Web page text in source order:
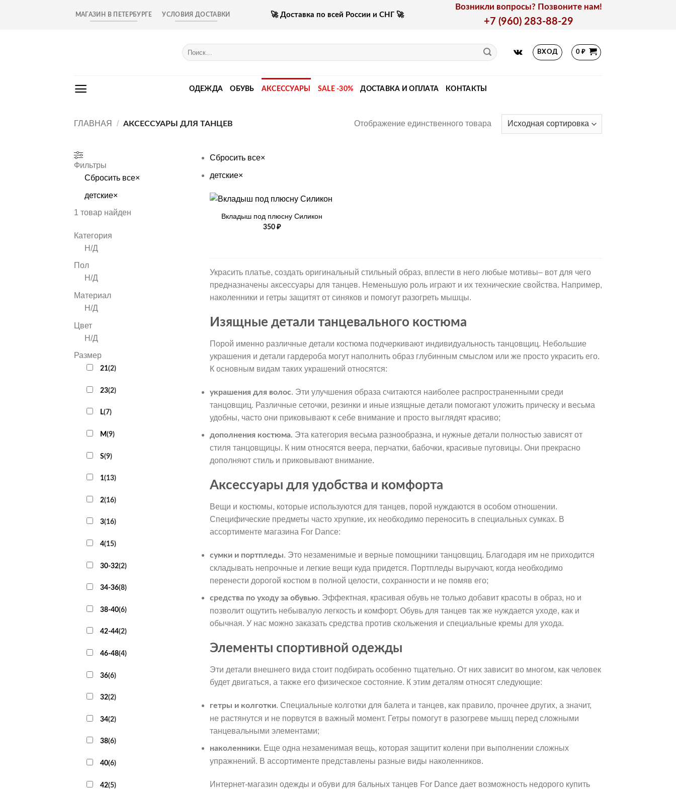
МАГАЗИН В ПЕТЕРБУРГЕ УСЛОВИЯ ДОСТАВКИ 🚀 Доставка по всей России и СНГ 🚀
Возникли вопросы? Позвоните нам!
+7 (960) 283-88-29
Искать:
ВХОД 0₽
ОДЕЖДА ОБУВЬ АКСЕССУАРЫ SALE -30% ДОСТАВКА И ОПЛАТА КОНТАКТЫ
ГЛАВНАЯ / АКСЕССУАРЫ ДЛЯ ТАНЦЕВ Отображение единственного товара
Фильтры
Сбросить все×
детские×
1 товар найден
Категория
Н/Д
Пол
Н/Д
Материал
Н/Д
Цвет
Н/Д
Размер
21(2)
23(2)
L(7)
M(9)
S(9)
1(13)
2(16)
3(16)
4(15)
30-32(2)
34-36(8)
38-40(6)
42-44(2)
46-48(4)
36(6)
32(2)
34(2)
38(6)
40(6)
42(5)
Сбросить все×
детские×
+
Вкладыш под плюсну Силикон
350 ₽
Украсить платье, создать оригинальный стильный образ, вплести в него любые мотивы– вот для чего
предназначены аксессуары для танцев. Неменьшую роль играют и их технические свойства. Например,
наколенники и гетры защитят от синяков и помогут разогреть мышцы.
Изящные детали танцевального костюма
Порой именно различные детали костюма подчеркивают индивидуальность танцовщиц. Небольшие
украшения и детали гардероба могут наполнить образ глубинным смыслом или же просто украсить его.
К основным видам таких украшений относятся:
украшения для волос. Эти улучшения образа считаются наиболее распространенными среди
танцовщиц. Различные сеточки, резинки и иные изящные детали помогают уложить прическу и весьма
удобны, часто они приковывают к себе внимание и просто выглядят красиво;
дополнения костюма. Эта категория весьма разнообразна, и нужные детали полностью зависят от
стиля танцовщицы. К ним относятся веера, перчатки, бабочки, красивые пуговицы. Они прекрасно
дополняют стиль и приковывают внимание.
Аксессуары для удобства и комфорта
Вещи и костюмы, которые используются для танцев, порой нуждаются в особом отношении.
Специфические предметы часто хрупкие, их необходимо переносить в специальных сумках. В
ассортименте магазина For Dance:
сумки и портпледы. Это незаменимые и верные помощники танцовщиц. Благодаря им не приходится
складывать непрочные и легкие вещи куда придется. Портпледы выручают, когда необходимо
перенести дорогой костюм в полной целости, сохранности и не помяв его;
средства по уходу за обувью. Эффектная, красивая обувь не только добавит красоты в образ, но и
позволит ощутить небывалую легкость и комфорт. Обувь для танцев так же нуждается уходе, как и
обычная. У нас можно заказать средства против скольжения и специальные кремы для ухода.
Элементы спортивной одежды
Эти детали внешнего вида стоит подбирать особенно тщательно. От них зависит во многом, как человек
будет двигаться, а также его физическое состояние. К этим деталям относят следующие:
гетры и колготки. Специальные колготки для балета и танцев, как правило, прочнее других, а значит,
не растянутся и не порвутся в важный момент. Гетры помогут в разогреве мышц перед сложными
танцевальными элементами;
наколенники. Еще одна незаменимая вещь, которая защитит колени при выполнении сложных
упражнений. В ассортименте представлены разные виды наколенников.
Интернет-магазин одежды и обуви для бальных танцев For Dance дает возможность недорого купить